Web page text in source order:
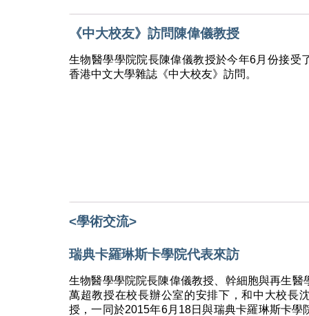
《中大校友》訪問陳偉儀教授
生物醫學學院院長陳偉儀教授於今年6月份接受
香港中文大學雜誌《中大校友》訪問。
<學術交流>
瑞典卡羅琳斯卡學院代表來訪
生物醫學學院院長陳偉儀教授、幹細胞與再生醫
萬超教授在校長辦公室的安排下，和中大校長
授，一同於2015年6月18日與瑞典卡羅琳斯卡學